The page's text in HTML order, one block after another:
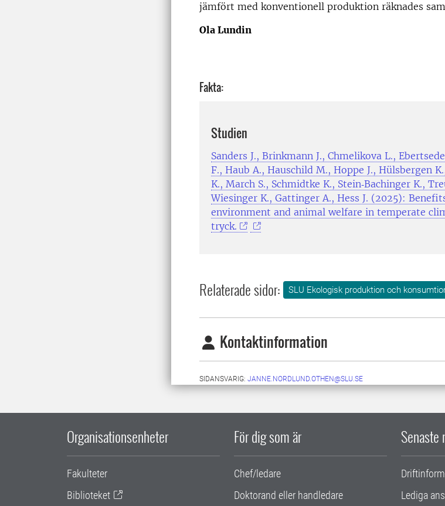
jämfört med konventionell produktion räknades
Ola Lundin
Fakta:
Studien
Sanders J., Brinkmann J., Chmelikova L.,
F., Haub A., Hauschild M., Hoppe J., Hülsbergen
K., March S., Schmidtke K., Stein‑Bachinger K.,
Wiesinger K., Gattinger A., Hess J. (2025):
environment and animal welfare in temperate
tryck.
Relaterade sidor: SLU Ekologisk produktion och
Kontaktinformation
SIDANSVARIG: JANNE.NORDLUND.OTHEN@SLU.SE
Organisationsenheter
Fakulteter
Biblioteket
För dig som är
Chef/ledare
Doktorand eller handledare
Senaste
Lediga